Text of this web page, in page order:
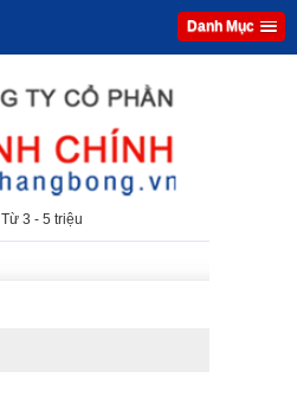
Danh Mục
Từ 3 - 5 triệu